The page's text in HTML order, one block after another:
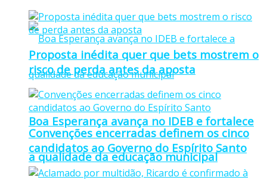
Boa Esperança avança no IDEB e fortalece
a qualidade da educação municipal
Proposta inédita quer que bets mostrem o
risco de perda antes da aposta
Convenções encerradas definem os cinco
candidatos ao Governo do Espírito Santo